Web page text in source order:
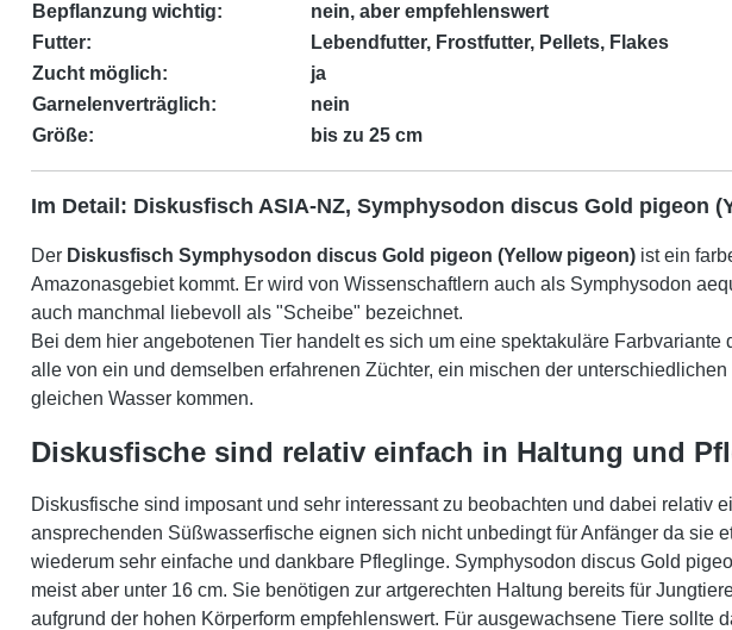
Bepflanzung wichtig:
nein, aber empfehlenswert
Futter:
Lebendfutter, Frostfutter, Pellets, Flakes
Zucht möglich:
ja
Garnelenverträglich:
nein
Größe:
bis zu 25 cm
Im Detail: Diskusfisch ASIA-NZ, Symphysodon discus Gold pigeon
Der Diskusfisch Symphysodon discus Gold pigeon (Yellow pigeon) ist ein
Amazonasgebiet kommt. Er wird von Wissenschaftlern auch als Symphysodon
auch manchmal liebevoll als "Scheibe" bezeichnet.
Bei dem hier angebotenen Tier handelt es sich um eine spektakuläre
alle von ein und demselben erfahrenen Züchter, ein mischen der
gleichen Wasser kommen.
Diskusfische sind relativ einfach in Haltung und
Diskusfische sind imposant und sehr interessant zu beobachten und dabei
ansprechenden Süßwasserfische eignen sich nicht unbedingt für Anfänger da sie
wiederum sehr einfache und dankbare Pfleglinge. Symphysodon discus Gold
meist aber unter 16 cm. Sie benötigen zur artgerechten Haltung bereits für
aufgrund der hohen Körperform empfehlenswert. Für ausgewachsene Tiere